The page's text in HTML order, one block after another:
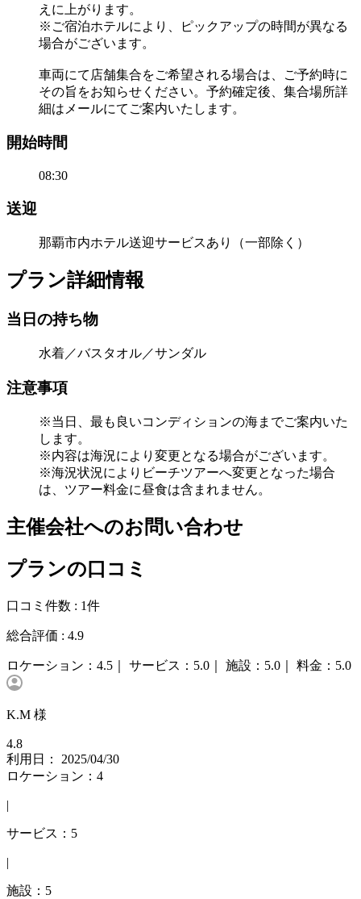
えに上がります。
※ご宿泊ホテルにより、ピックアップの時間が異なる
場合がございます。
車両にて店舗集合をご希望される場合は、ご予約時に
その旨をお知らせください。予約確定後、集合場所詳
細はメールにてご案内いたします。
開始時間
08:30
送迎
那覇市内ホテル送迎サービスあり（一部除く）
プラン詳細情報
当日の持ち物
水着／バスタオル／サンダル
注意事項
※当日、最も良いコンディションの海までご案内いた
します。
※内容は海況により変更となる場合がございます。
※海況状況によりビーチツアーへ変更となった場合
は、ツアー料金に昼食は含まれません。
主催会社へのお問い合わせ
プランの口コミ
口コミ件数 : 1件
総合評価 : 4.9
ロケーション： 4.5｜ サービス： 5.0｜ 施設： 5.0｜ 料金： 5.0
K.M 様
4.8
利用日： 2025/04/30
ロケーション：4
|
サービス：5
|
施設：5